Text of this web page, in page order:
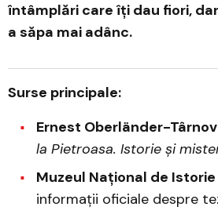
întâmplări care îți dau fiori,
a săpa mai adânc.
Surse principale:
Ernest Oberländer-
la Pietroasa. Istorie și
Muzeul Național de Istorie
informații oficiale despre